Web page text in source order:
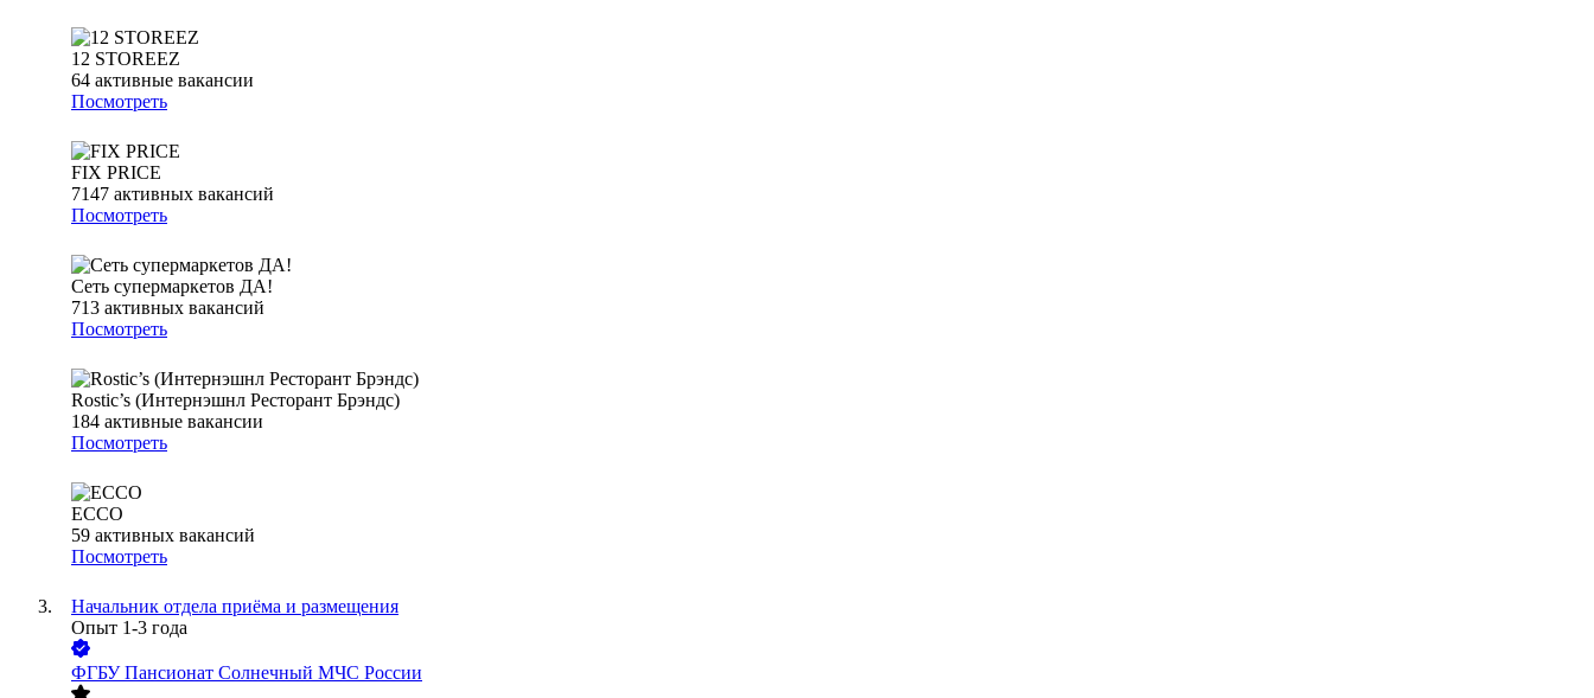
12 STOREEZ
64 активные вакансии
Посмотреть
FIX PRICE
7147 активных вакансий
Посмотреть
Сеть супермаркетов ДА!
713 активных вакансий
Посмотреть
Rostic’s (Интернэшнл Ресторант Брэндс)
184 активные вакансии
Посмотреть
ECCO
59 активных вакансий
Посмотреть
Начальник отдела приёма и размещения
Опыт 1-3 года
ФГБУ Пансионат Солнечный МЧС России